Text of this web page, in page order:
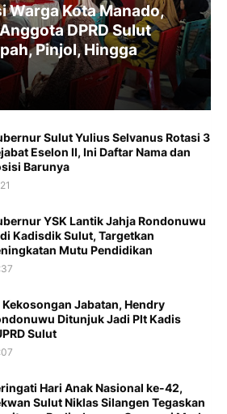
Warga Kota Manado,
DPRD Sulut
Pinjol, Hingga
Sulut Yulius Selvanus Rotasi 3
Eselon II, Ini Daftar Nama dan
Barunya
YSK Lantik Jahja Rondonuwu
Kadisdik Sulut, Targetkan
Mutu Pendidikan
Kekosongan Jabatan, Hendry
Ditunjuk Jadi Plt Kadis
Sulut
Hari Anak Nasional ke-42,
Sulut Niklas Silangen Tegaskan